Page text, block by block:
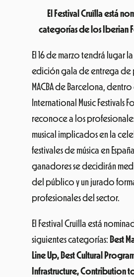
El Festival Cruïlla está
categorías de los Iberian
El 16 de marzo tendrá lugar
edición gala de entrega de
MACBA de Barcelona,
International Music Festivals
reconoce a los
musical implicados en la
festivales de música en
ganadores se decidirán
del público y un jurado
profesionales del sector.
El Festival Cruïlla está
siguientes categorías: Best
Line Up, Best Cultural
Infrastructure, Contribution